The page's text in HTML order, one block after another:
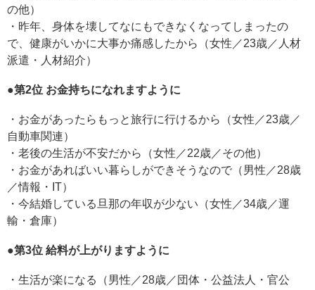
の他）
・昨年、身体を壊してなにもできなくなってしまったの
で、健康がいかに大事か痛感したから（女性／23歳／人材
派遣・人材紹介）
●第2位 お金持ちになれますように
・お金があったらもっと旅行に行けるから（女性／23歳／
自動車関連）
・老後の生活が不安だから（女性／22歳／その他）
・お金があればいい暮らしができそうなので（男性／28歳
／情報・IT）
・今結婚している旦那の年収が少ない（女性／34歳／運
輸・倉庫）
●第3位 給料が上がりますように
・生活が楽になる（男性／28歳／団体・公益法人・官公